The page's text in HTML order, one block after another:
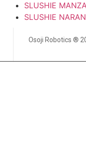
SLUSHIE
SLUSHIE
Osoji Robotics ®